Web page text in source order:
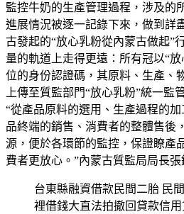
監控牛奶的生產管理過程，涉及的
進展情況被逐一記錄下來，做到詳
古發起的“放心乳粉從內蒙古做起”
量的軌道上走得更遠：所有冠以“
位的身份認證碼，其原料、生產、
上傳至質監部門“放心乳粉”統一監
“從產品原料的選用、生產過程的
品終端的銷售、消費者的整體售後
源，便於各環節的監控，保證瞭產
費者更放心。”內蒙古質監局局長張
台東縣融資借款民間二胎 民
裡借錢大直法拍撤回貸款信